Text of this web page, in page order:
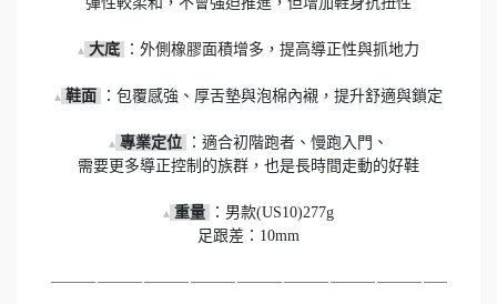
▴ 大底 ：外側橡膠面積增多，提高導正性與抓地力
▴ 鞋面 ：包覆感強、厚舌墊與泡棉內襯，提升舒適與鎖定
▴ 專業定位
：適合初階跑者、慢跑入門、
需要更多導正控制的族群，也是長時間走動的好鞋
▴ 重量
：男款(US10)277g